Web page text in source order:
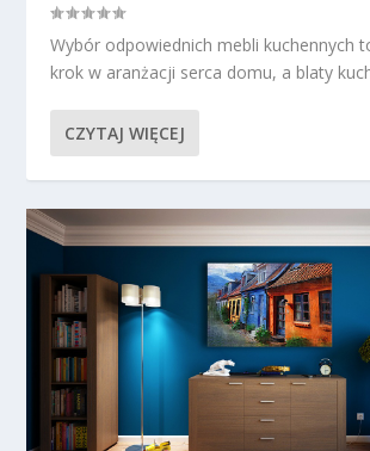
Wybór odpowiednich mebli kuchennych
krok w aranżacji serca domu, a blaty
CZYTAJ WIĘCEJ